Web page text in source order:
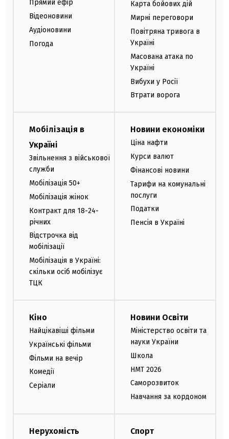
Прямий ефір
Відеоновини
Аудіоновини
Погода
Карта бойових дій
Мирні переговори
Повітряна тривога в
Україні
Масована атака по
Україні
Вибухи у Росії
Втрати ворога
Мобілізація в
Україні
Звільнення з військової
служби
Мобілізація 50+
Мобілізація жінок
Контракт для 18-24-
річних
Відстрочка від
мобілізації
Мобілізація в Україні:
скільки осіб мобілізує
ТЦК
Новини економіки
Ціна нафти
Курси валют
Фінансові новини
Тарифи на комунальні
послуги
Податки
Пенсія в Україні
Кіно
Найцікавіші фільми
Українські фільми
Фільми на вечір
Комедії
Серіали
Новини Освіти
Міністерство освіти та
науки України
Школа
НМТ 2026
Саморозвиток
Навчання за кордоном
Нерухомість Спорт